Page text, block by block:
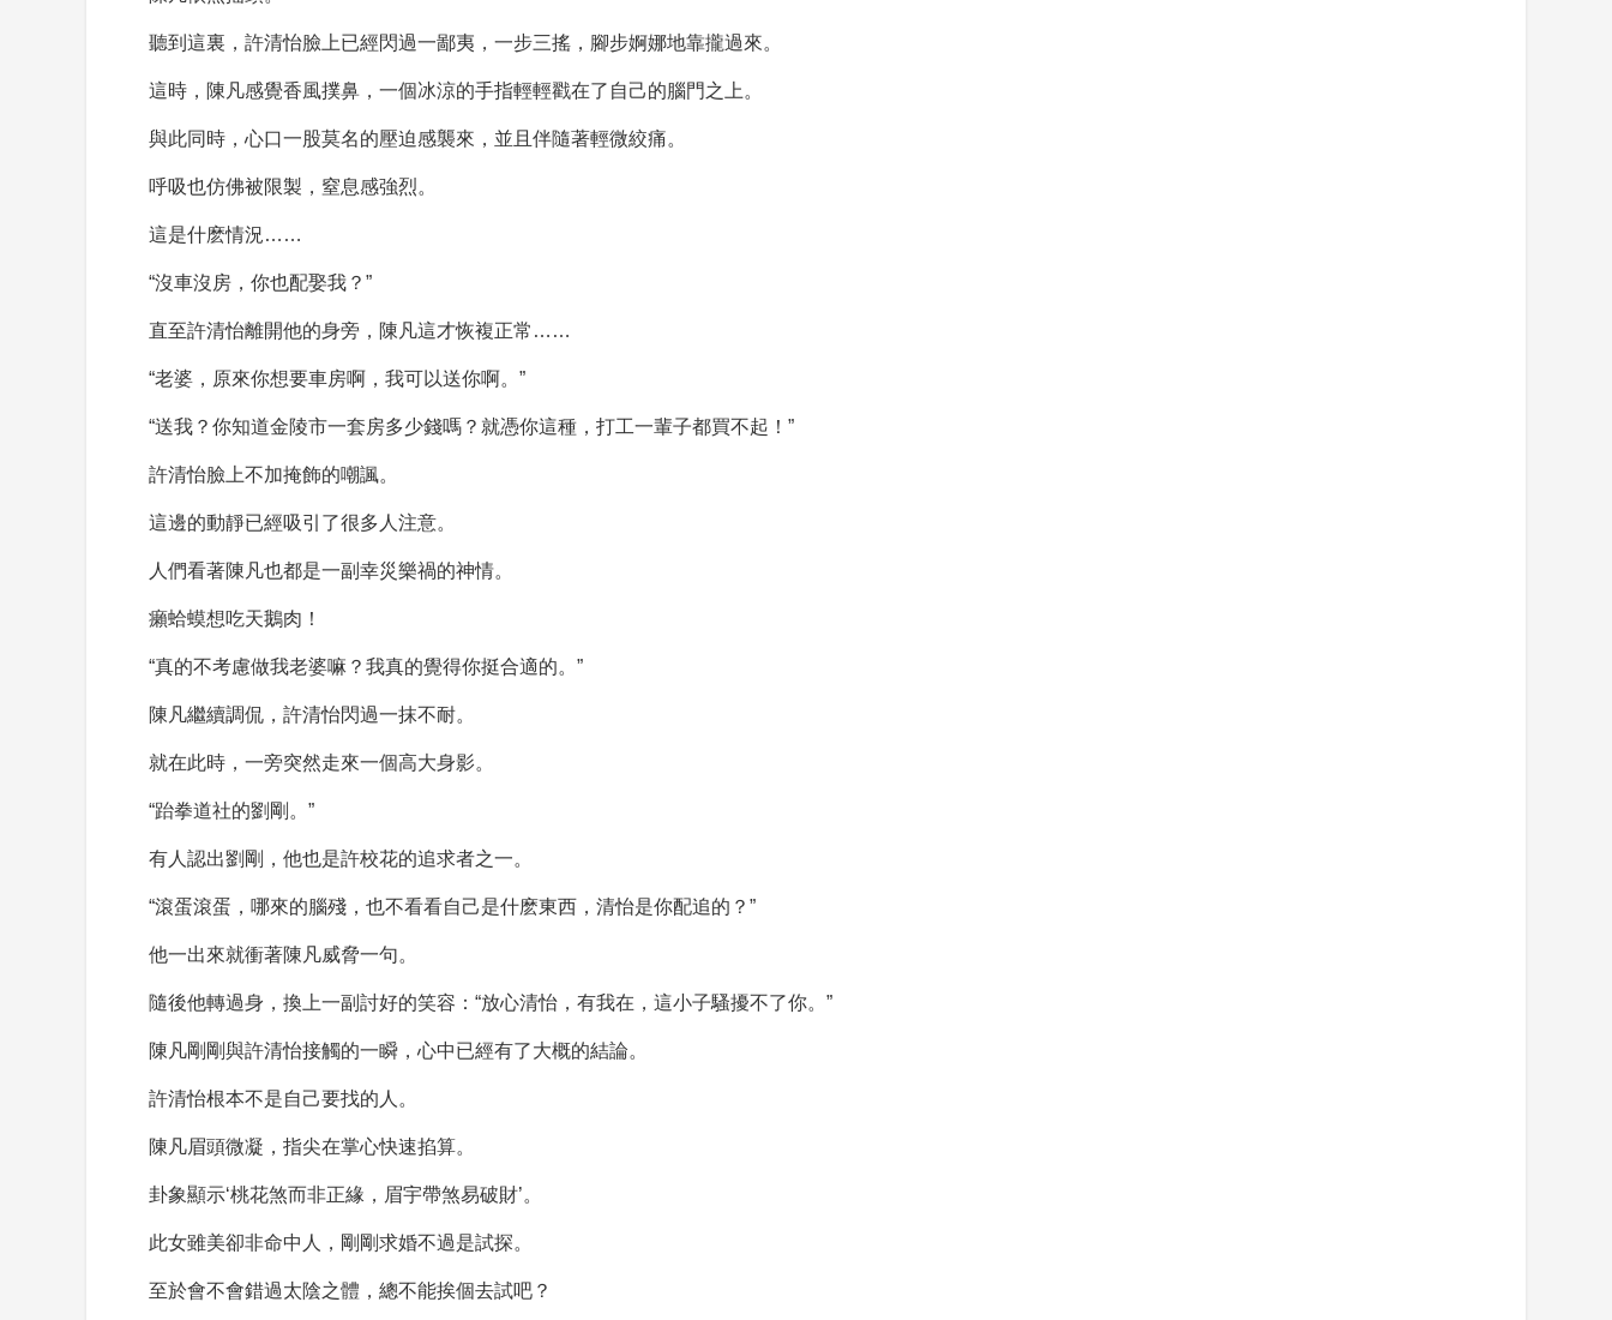
聽到這裏，許清怡臉上已經閃過一鄙夷，一步三搖，腳步婀娜地靠攏過來。
這時，陳凡感覺香風撲鼻，一個冰涼的手指輕輕戳在了自己的腦門之上。
與此同時，心口一股莫名的壓迫感襲來，並且伴隨著輕微絞痛。
呼吸也仿佛被限製，窒息感強烈。
這是什麽情況……
“沒車沒房，你也配娶我？”
直至許清怡離開他的身旁，陳凡這才恢複正常……
“老婆，原來你想要車房啊，我可以送你啊。”
“送我？你知道金陵市一套房多少錢嗎？就憑你這種，打工一輩子都買不起！”
許清怡臉上不加掩飾的嘲諷。
這邊的動靜已經吸引了很多人注意。
人們看著陳凡也都是一副幸災樂禍的神情。
癩蛤蟆想吃天鵝肉！
“真的不考慮做我老婆嘛？我真的覺得你挺合適的。”
陳凡繼續調侃，許清怡閃過一抹不耐。
就在此時，一旁突然走來一個高大身影。
“跆拳道社的劉剛。”
有人認出劉剛，他也是許校花的追求者之一。
“滾蛋滾蛋，哪來的腦殘，也不看看自己是什麽東西，清怡是你配追的？”
他一出來就衝著陳凡威脅一句。
隨後他轉過身，換上一副討好的笑容：“放心清怡，有我在，這小子騷擾不了你。”
陳凡剛剛與許清怡接觸的一瞬，心中已經有了大概的結論。
許清怡根本不是自己要找的人。
陳凡眉頭微凝，指尖在掌心快速掐算。
卦象顯示‘桃花煞而非正緣，眉宇帶煞易破財’。
此女雖美卻非命中人，剛剛求婚不過是試探。
至於會不會錯過太陰之體，總不能挨個去試吧？